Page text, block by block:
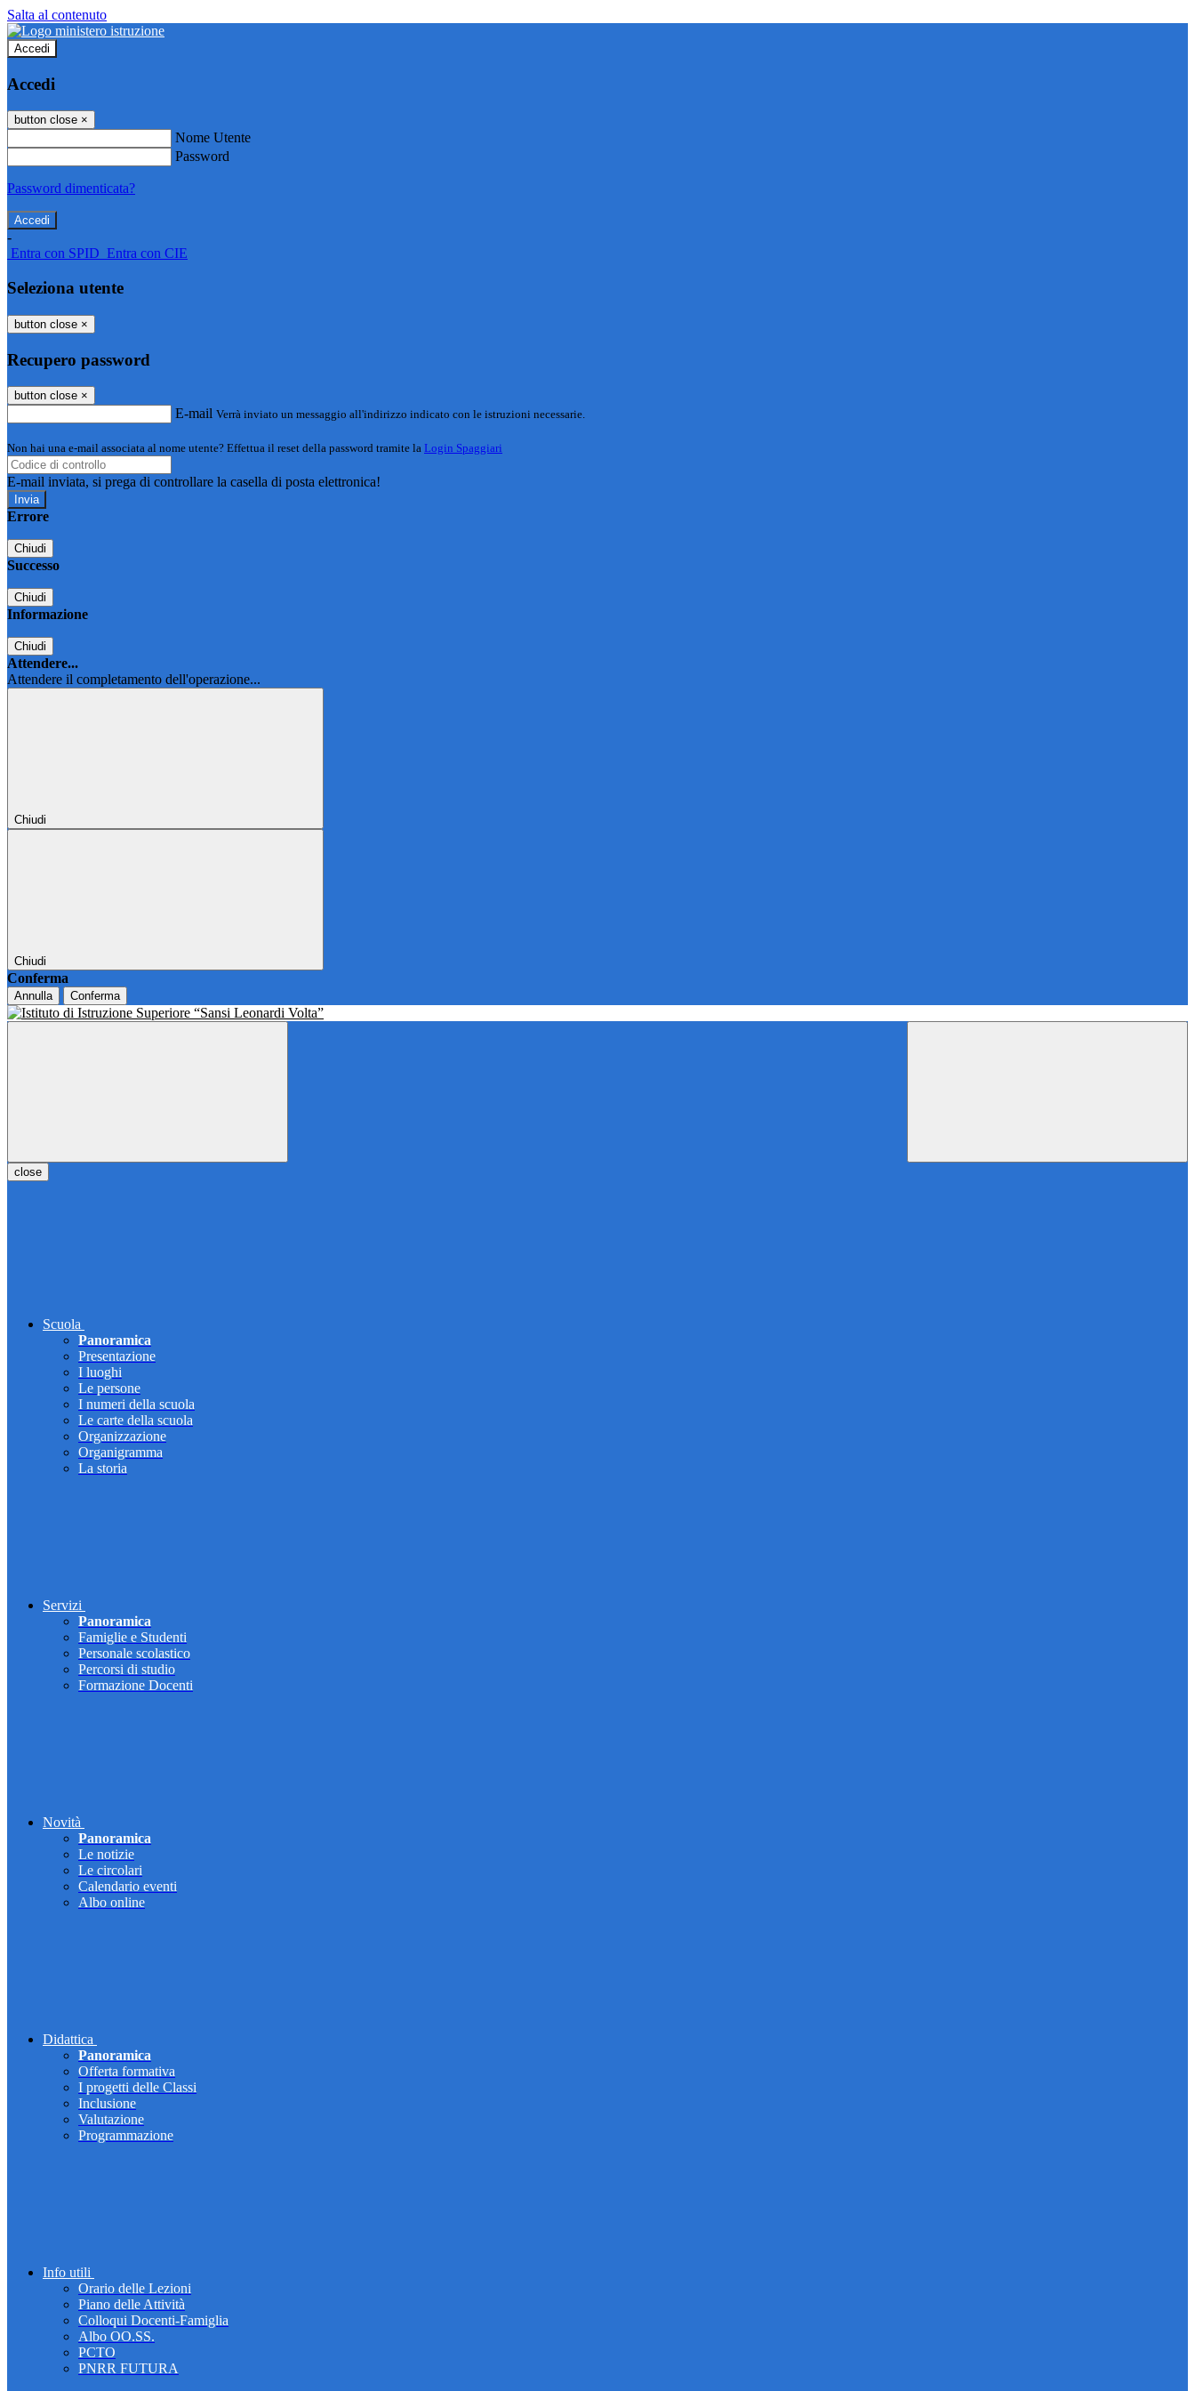
Salta al contenuto
Accedi
Accedi
button close ×
Nome Utente
Password
Password dimenticata?
-
Entra con SPID Entra con CIE
Seleziona utente
button close ×
Recupero password
button close ×
E-mail Verrà inviato un messaggio all'indirizzo indicato con le istruzioni necessarie.
Non hai una e-mail associata al nome utente? Effettua il reset della password tramite la Login Spaggiari
E-mail inviata, si prega di controllare la casella di posta elettronica!
Errore
Chiudi
Successo
Chiudi
Informazione
Chiudi
Attendere...
Attendere il completamento dell'operazione...
Chiudi
Chiudi
Conferma
Annulla Conferma
close
Scuola
Panoramica
Presentazione
I luoghi
Le persone
I numeri della scuola
Le carte della scuola
Organizzazione
Organigramma
La storia
Servizi
Panoramica
Famiglie e Studenti
Personale scolastico
Percorsi di studio
Formazione Docenti
Novità
Panoramica
Le notizie
Le circolari
Calendario eventi
Albo online
Didattica
Panoramica
Offerta formativa
I progetti delle Classi
Inclusione
Valutazione
Programmazione
Info utili
Orario delle Lezioni
Piano delle Attività
Colloqui Docenti-Famiglia
Albo OO.SS.
PCTO
PNRR FUTURA